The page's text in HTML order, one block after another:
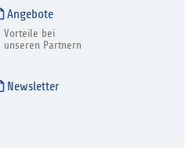
Angebote
Vorteile bei
unseren Partnern
Newsletter